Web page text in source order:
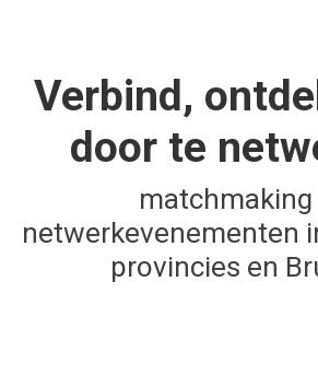
Verbind,
door te
matchmaking
netwerkevenementen
provincies en